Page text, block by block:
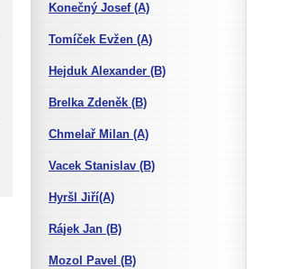
Konečný Josef (A)
Tomíček Evžen (A)
Hejduk Alexander (B)
Brelka Zdeněk (B)
Chmelař Milan (A)
Vacek Stanislav (B)
Hyršl Jiří(A)
Rájek Jan (B)
Mozol Pavel (B)